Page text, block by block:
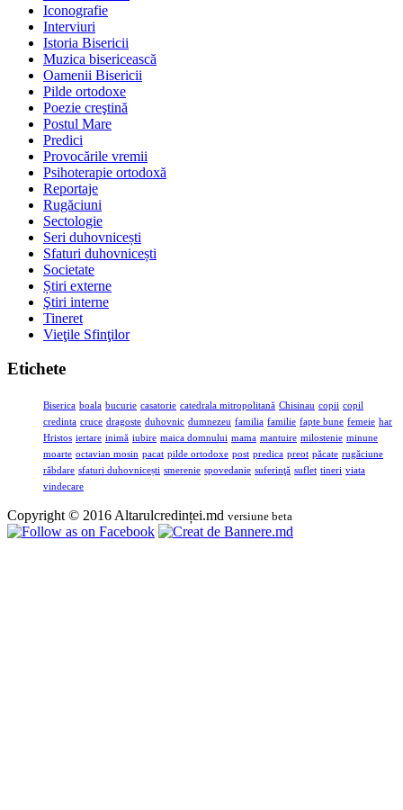
Iconografie
Interviuri
Istoria Bisericii
Muzica bisericească
Oamenii Bisericii
Pilde ortodoxe
Poezie creştină
Postul Mare
Predici
Provocările vremii
Psihoterapie ortodoxă
Reportaje
Rugăciuni
Sectologie
Seri duhovnicești
Sfaturi duhovnicești
Societate
Știri externe
Ştiri interne
Tineret
Vieţile Sfinţilor
Etichete
Biserica boala bucurie casatorie catedrala mitropolitană Chisinau copii copil
credinta cruce dragoste duhovnic dumnezeu familia familie fapte bune femeie har
Hristos iertare inimă iubire maica domnului mama mantuire milostenie minune
moarte octavian mosin pacat pilde ortodoxe post predica preot păcate rugăciune
răbdare sfaturi duhovnicești smerenie spovedanie suferinţă suflet tineri viata
vindecare
Copyright © 2016 Altarulcredinței.md versiune beta